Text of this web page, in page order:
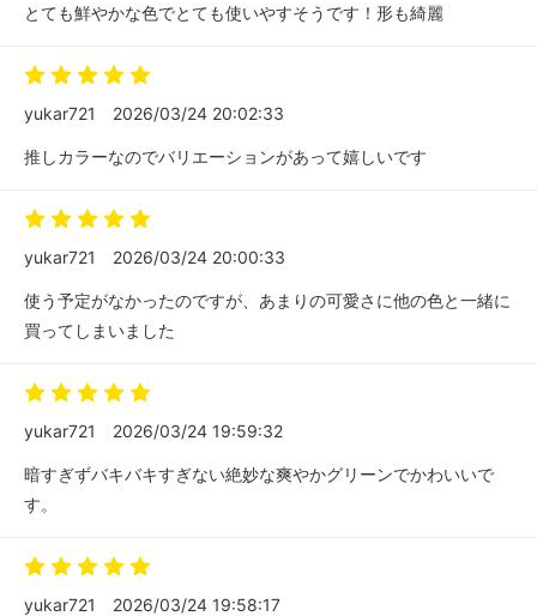
とても鮮やかな色でとても使いやすそうです！形も綺麗
yukar721 2026/03/24 20:02:33
推しカラーなのでバリエーションがあって嬉しいです
yukar721 2026/03/24 20:00:33
使う予定がなかったのですが、あまりの可愛さに他の色と一緒に
買ってしまいました
yukar721 2026/03/24 19:59:32
暗すぎずバキバキすぎない絶妙な爽やかグリーンでかわいいで
す。
yukar721 2026/03/24 19:58:17